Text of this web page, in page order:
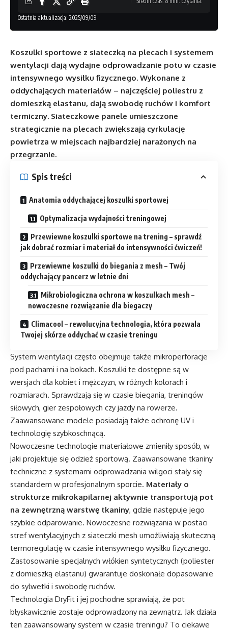
Ostatnia aktualizacja: 2025/09/09
Koszulki sportowe z siateczką na plecach i systemem
wentylacji dają wydajne odprowadzanie potu w czasie
intensywnego wysiłku fizycznego. Wykonane z
oddychających materiałów – najczęściej poliestru z
domieszką elastanu, dają swobodę ruchów i komfort
termiczny. Siateczkowe panele umieszczone
strategicznie na plecach zwiększają cyrkulację
powietrza w miejscach najbardziej narażonych na
przegrzanie.
Spis treści
Anatomia oddychającej koszulki sportowej
Optymalizacja wydajności treningowej
Przewiewne koszulki sportowe na trening – sprawdź
jak dobrać rozmiar i materiał do intensywności ćwiczeń!
Przewiewne koszulki do biegania z mesh – Twój
oddychający pancerz w letnie dni
Mikrobiologiczna ochrona w koszulkach mesh –
nowoczesne rozwiązanie dla biegaczy
Climacool – rewolucyjna technologia, która pozwala
Twojej skórze oddychać w czasie treningu
System wentylacji często obejmuje także mikroperforacje
pod pachami i na bokach. Koszulki te dostępne są w
wersjach dla kobiet i mężczyzn, w różnych kolorach i
rozmiarach. Sprawdzają się w czasie biegania, treningów
siłowych, gier zespołowych czy jazdy na rowerze.
Zaawansowane modele posiadają także ochronę UV i
technologię szybkoschnącą.
Nowoczesne technologie materiałowe zmieniły sposób, w
jaki projektuje się odzież sportową. Zaawansowane tkaniny
techniczne z systemami odprowadzania wilgoci stały się
standardem w profesjonalnym sporcie. Materiały o
strukturze mikrokapilarnej aktywnie transportują pot
na zewnętrzną warstwę tkaniny, gdzie następuje jego
szybkie odparowanie. Nowoczesne rozwiązania w postaci
stref wentylacyjnych z siateczki mesh umożliwiają skuteczną
termoregulację w czasie intensywnego wysiłku fizycznego.
Zastosowanie specjalnych włókien syntetycznych (poliester
z domieszką elastanu) gwarantuje doskonałe dopasowanie
do sylwetki i swobodę ruchów.
Technologia DryFit i jej pochodne sprawiają, że pot
błyskawicznie zostaje odprowadzony na zewnątrz. Jak działa
ten zaawansowany system w czasie treningu? To ciekawe